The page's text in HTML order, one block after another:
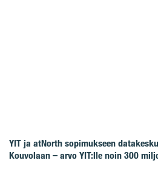
YIT ja atNorth sopimukseen
Kouvolaan – arvo YIT:lle noin 300